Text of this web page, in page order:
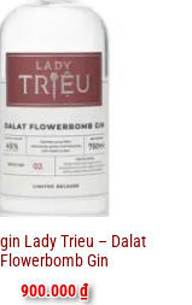
Lady Trieu – Dalat
Flowerbomb Gin
900.000₫